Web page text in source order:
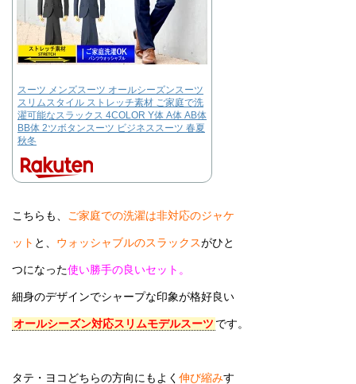
スーツ メンズスーツ オールシーズンスーツ
スリムスタイル ストレッチ素材 ご家庭で洗
濯可能なスラックス 4COLOR Y体 A体 AB体
BB体 2ツボタンスーツ ビジネススーツ 春夏
秋冬
こちらも、 ご家庭での洗濯は非対応のジャケ
ット と、 ウォッシャブルのスラックスがひと
つになった使い勝手の良いセット。
細身のデザインでシャープな印象が格好良い
オールシーズン対応スリムモデルスーツ です。
タテ・ヨコどちらの方向にもよく 伸び縮みす